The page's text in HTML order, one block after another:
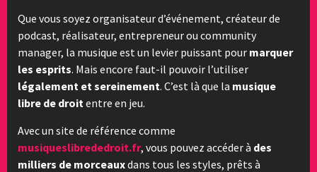
Que vous soyez organisateur d’événement, créateur de
podcast, réalisateur, entrepreneur ou community
manager, la musique est un levier puissant pour marquer
les esprits. Mais encore faut-il pouvoir l’utiliser
légalement et sereinement. C’est là que la musique
libre de droit entre en jeu.
Avec un site de référence comme
musiqueslibrededroit.fr, vous pouvez accéder à des
milliers de morceauxdans tous les styles, prêts à